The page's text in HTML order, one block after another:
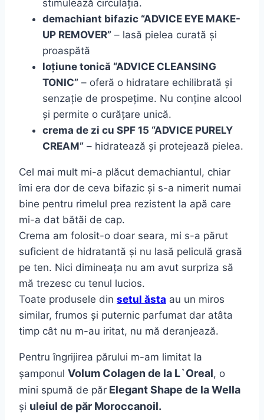
stimulează circulația.
demachiant bifazic “ADVICE EYE MAKE-
UP REMOVER” – lasă pielea curată și
proaspătă
loțiune tonică “ADVICE CLEANSING
TONIC” – oferă o hidratare echilibrată și
senzație de prospețime. Nu conține alcool
și permite o curățare unică.
crema de zi cu SPF 15 “ADVICE PURELY
CREAM” – hidratează și protejează pielea.
Cel mai mult mi-a plăcut demachiantul, chiar
îmi era dor de ceva bifazic și s-a nimerit numai
bine pentru rimelul prea rezistent la apă care
mi-a dat bătăi de cap.
Crema am folosit-o doar seara, mi s-a părut
suficient de hidratantă și nu lasă peliculă grasă
pe ten. Nici dimineața nu am avut surpriza să
mă trezesc cu tenul lucios.
Toate produsele din setul ăsta au un miros
similar, frumos și puternic parfumat dar atâta
timp cât nu m-au iritat, nu mă deranjează.
Pentru îngrijirea părului m-am limitat la
șamponul Volum Colagen de la L`Oreal, o
mini spumă de păr Elegant Shape de la Wella
și uleiul de păr Moroccanoil.